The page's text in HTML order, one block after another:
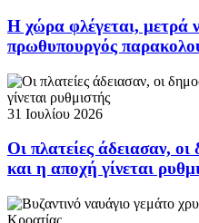
Η χώρα φλέγεται, μετρά
πρωθυπουργός
31 Ιουλίου 2026
Οι πλατείες άδειασαν,
και η αποχή γίνεται